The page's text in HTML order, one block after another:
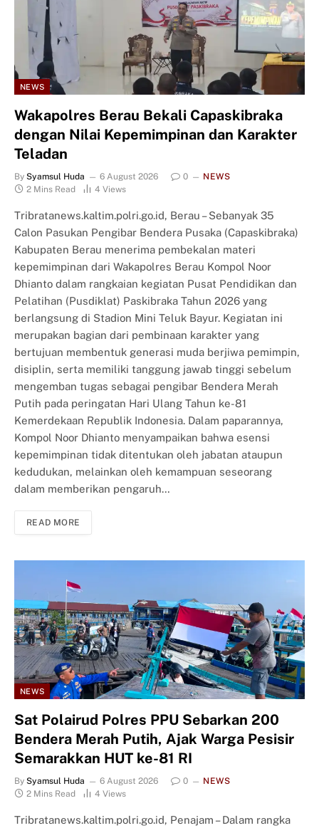
NEWS
Wakapolres Berau Bekali Capaskibraka
dengan Nilai Kepemimpinan dan Karakter
Teladan
By Syamsul Huda 6 August 2026 0
NEWS
2 Mins Read
4 Views
Tribratanews.kaltim.polri.go.id, Berau – Sebanyak 35
Calon Pasukan Pengibar Bendera Pusaka (Capaskibraka)
Kabupaten Berau menerima pembekalan materi
kepemimpinan dari Wakapolres Berau Kompol Noor
Dhianto dalam rangkaian kegiatan Pusat Pendidikan dan
Pelatihan (Pusdiklat) Paskibraka Tahun 2026 yang
berlangsung di Stadion Mini Teluk Bayur. Kegiatan ini
merupakan bagian dari pembinaan karakter yang
bertujuan membentuk generasi muda berjiwa pemimpin,
disiplin, serta memiliki tanggung jawab tinggi sebelum
mengemban tugas sebagai pengibar Bendera Merah
Putih pada peringatan Hari Ulang Tahun ke-81
Kemerdekaan Republik Indonesia. Dalam paparannya,
Kompol Noor Dhianto menyampaikan bahwa esensi
kepemimpinan tidak ditentukan oleh jabatan ataupun
kedudukan, melainkan oleh kemampuan seseorang
dalam memberikan pengaruh…
READ MORE
NEWS
Sat Polairud Polres PPU Sebarkan 200
Bendera Merah Putih, Ajak Warga Pesisir
Semarakkan HUT ke-81 RI
By Syamsul Huda 6 August 2026 0
NEWS
2 Mins Read
4 Views
Tribratanews.kaltim.polri.go.id, Penajam – Dalam rangka